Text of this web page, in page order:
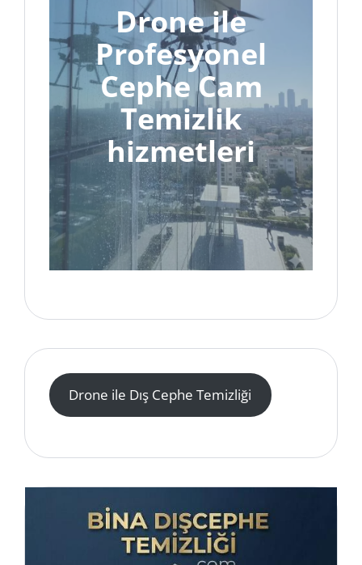
Drone ile
Profesyonel
Cephe Cam
Temizlik
hizmetleri
Drone ile Dış Cephe Temizliği